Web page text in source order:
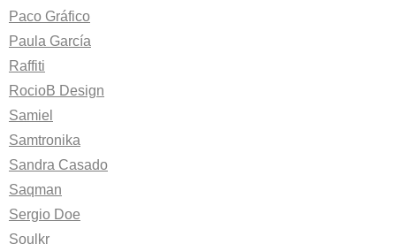
Paco Gráfico
Paula García
Raffiti
RocioB Design
Samiel
Samtronika
Sandra Casado
Saqman
Sergio Doe
Soulkr